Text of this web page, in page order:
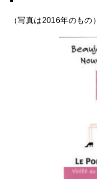
（写真は2016年のもの）